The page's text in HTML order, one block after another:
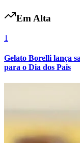
Em Alta
1
Gelato Borelli lança
para o Dia dos Pais